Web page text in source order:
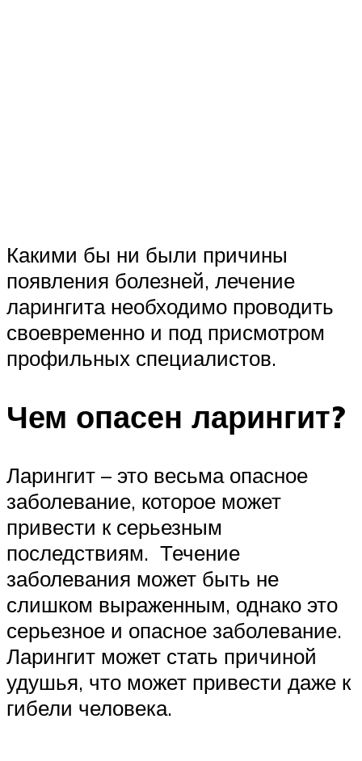
Какими бы ни были причины
появления болезней, лечение
ларингита необходимо проводить
своевременно и под присмотром
профильных специалистов.
Чем опасен ларингит?
Ларингит – это весьма опасное
заболевание, которое может
привести к серьезным
последствиям. Течение
заболевания может быть не
слишком выраженным, однако это
серьезное и опасное заболевание.
Ларингит может стать причиной
удушья, что может привести даже к
гибели человека.